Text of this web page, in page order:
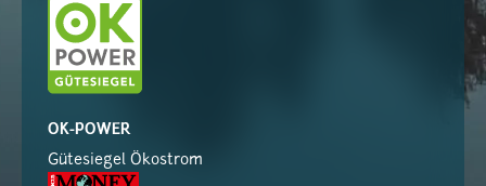
OK-POWER
Gütesiegel Ökostrom